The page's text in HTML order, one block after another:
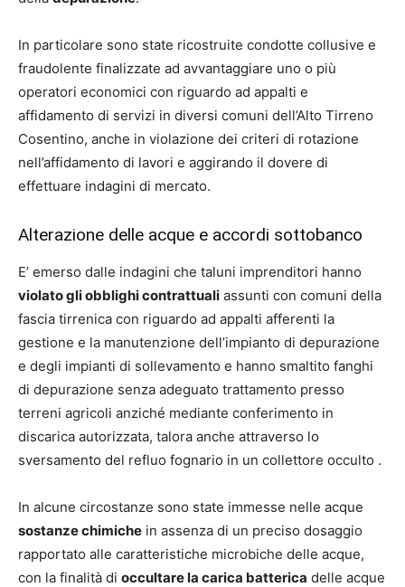
In particolare sono state ricostruite condotte collusive e
fraudolente finalizzate ad avvantaggiare uno o più
operatori economici con riguardo ad appalti e
affidamento di servizi in diversi comuni dell’Alto Tirreno
Cosentino, anche in violazione dei criteri di rotazione
nell’affidamento di lavori e aggirando il dovere di
effettuare indagini di mercato.
Alterazione delle acque e accordi sottobanco
E’ emerso dalle indagini che taluni imprenditori hanno
violato gli obblighi contrattuali assunti con comuni della
fascia tirrenica con riguardo ad appalti afferenti la
gestione e la manutenzione dell’impianto di depurazione
e degli impianti di sollevamento e hanno smaltito fanghi
di depurazione senza adeguato trattamento presso
terreni agricoli anziché mediante conferimento in
discarica autorizzata, talora anche attraverso lo
sversamento del refluo fognario in un collettore occulto .
In alcune circostanze sono state immesse nelle acque
sostanze chimiche in assenza di un preciso dosaggio
rapportato alle caratteristiche microbiche delle acque,
con la finalità di occultare la carica batterica delle acque